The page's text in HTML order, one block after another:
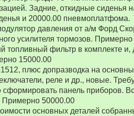
Задние, откидные сиденья
и 20000.00 пневмоплатфома.
давления от а/м Форд
усилителя тормозов.
топливный фильтр в комплекте и,
15000.00
плюс допразводка на
реле и др., новые.
панель приборов.
Примерно 50000.00
основных деталей